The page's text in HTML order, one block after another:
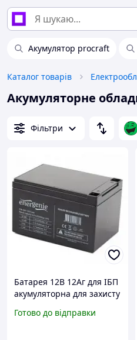
Акумулятор procraft
Каталог товарів
Акумуляторне
Фільтри
Батарея 12В 12Аг для ІБП
акумуляторна для захисту
офісі FLAME
Готово до відправки